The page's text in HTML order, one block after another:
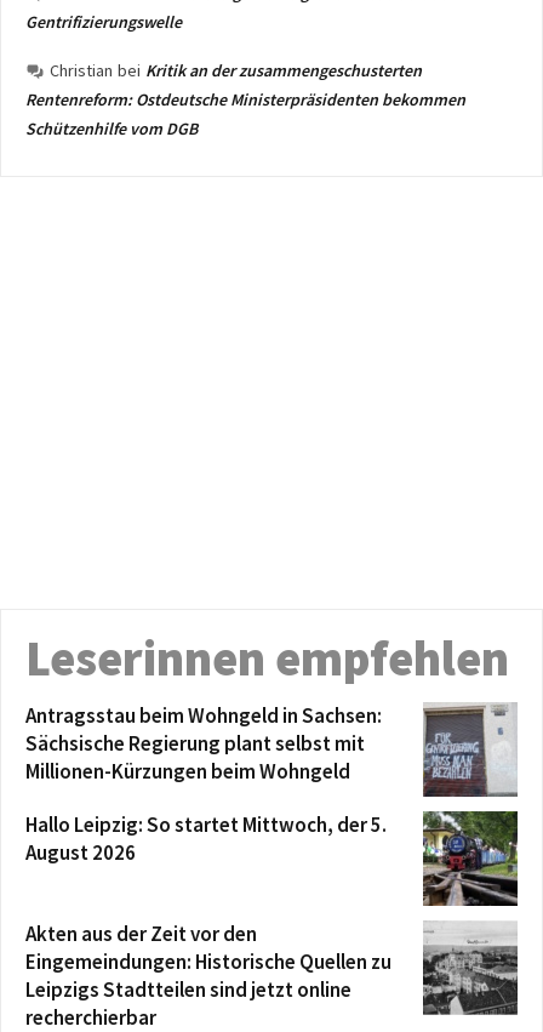
Gentrifizierungswelle
Christian bei Kritik an der zusammengeschusterten
Rentenreform: Ostdeutsche Ministerpräsidenten bekommen
Schützenhilfe vom DGB
Leserinnen empfehlen
Antragsstau beim Wohngeld in Sachsen:
Sächsische Regierung plant selbst mit
Millionen-Kürzungen beim Wohngeld
Hallo Leipzig: So startet Mittwoch, der 5.
August 2026
Akten aus der Zeit vor den
Eingemeindungen: Historische Quellen zu
Leipzigs Stadtteilen sind jetzt online
recherchierbar